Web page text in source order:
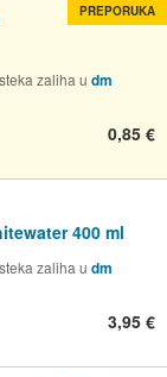
zaliha u dm
0,85 €
PREPORUKA
400 ml
zaliha u dm
3,95 €